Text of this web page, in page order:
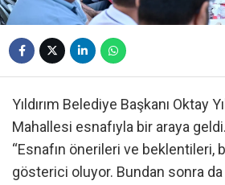
Yıldırım Belediye Başkanı Oktay
Mahallesi esnafıyla bir araya
“Esnafın önerileri ve beklentileri,
gösterici oluyor. Bundan sonra da